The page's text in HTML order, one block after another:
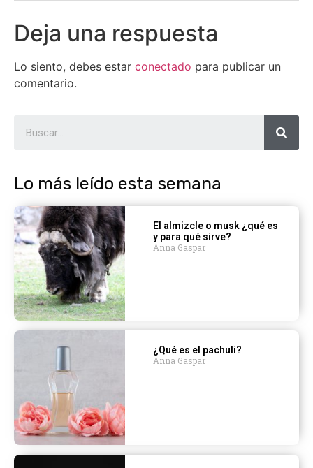
Deja una respuesta
Lo siento, debes estar conectado para publicar un
comentario.
Lo más leído esta semana
El almizcle o musk ¿qué es
y para qué sirve?
Anna Gaspar
¿Qué es el pachuli?
Anna Gaspar